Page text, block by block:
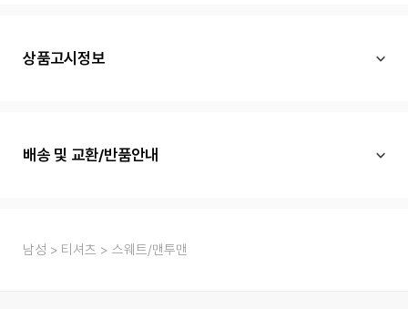
상품고시정보
배송 및 교환/반품안내
남성 티셔츠 스웨트/맨투맨